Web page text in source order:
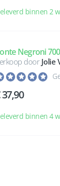
binnen 2
Negroni
door Jolie
37,90
binnen 4